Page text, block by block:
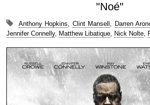
"Noé"
Anthony Hopkins, Clint Mansell , Darren
Jennifer Connelly, Matthew Libatique, Nick Nolte,